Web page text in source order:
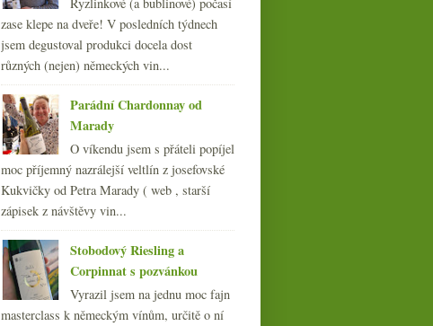
►2014(254)
►2013(249)
►2012(254)
►2011(252)
►2010(249)
►2009(249)
►2008(270)
►2007(108)
zase klepe na dveře! V posledních týdnech
jsem degustoval produkci docela dost
různých (nejen) německých vin...
Parádní Chardonnay od
Marady
O víkendu jsem s přáteli popíjel
moc příjemný nazrálejší veltlín z josefovské
Kukvičky od Petra Marady ( web , starší
zápisek z návštěvy vin...
Stobodový Riesling a
Corpinnat s pozvánkou
Vyrazil jsem na jednu moc fajn
masterclass k německým vínům, určitě o ní